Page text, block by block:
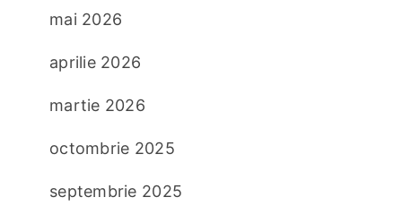
mai 2026
aprilie 2026
martie 2026
octombrie 2025
septembrie 2025